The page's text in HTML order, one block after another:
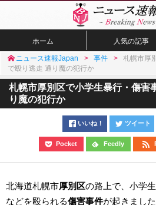
ホーム 人気の記事
ニュース速報Japan 事件
札幌市厚
で殴り逃走 通り魔の犯行か
札幌市厚別区で小学生暴行・傷害
り魔の犯行か
いいね！ ツイート
Pocket Feedly
北海道札幌市厚別区の路上で、小学
などを殴られる傷害事件が起きまし